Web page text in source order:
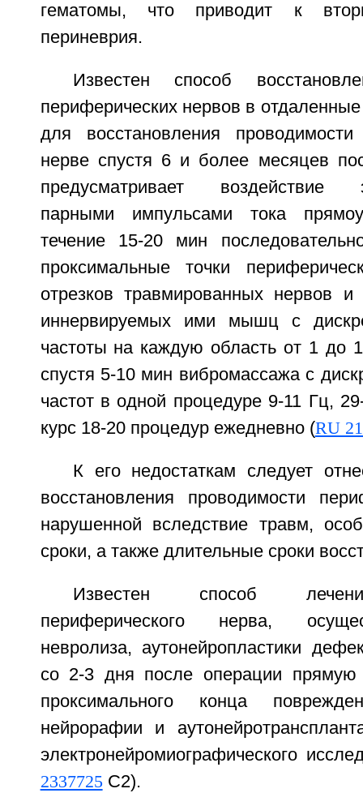
гематомы, что приводит к
периневрия.
Известен способ
периферических нервов в
для восстановления
нерве спустя 6 и более месяцев
предусматривает воздействие
парными импульсами тока
течение 15-20 мин
проксимальные точки
отрезков травмированных нервов и
иннервируемых ими мышц с
частоты на каждую область от 1 до
спустя 5-10 мин вибромассажа с
частот в одной процедуре 9-11 Гц,
курс 18-20 процедур ежедневно (RU
К его недостаткам следует
восстановления проводимости
нарушенной вследствие травм,
сроки, а также длительные сроки
Известен способ
периферического нерва,
невролиза, аутонейропластики
со 2-3 дня после операции прямую
проксимального конца
нейрорафии и
электронейромиографического
2337725C2).